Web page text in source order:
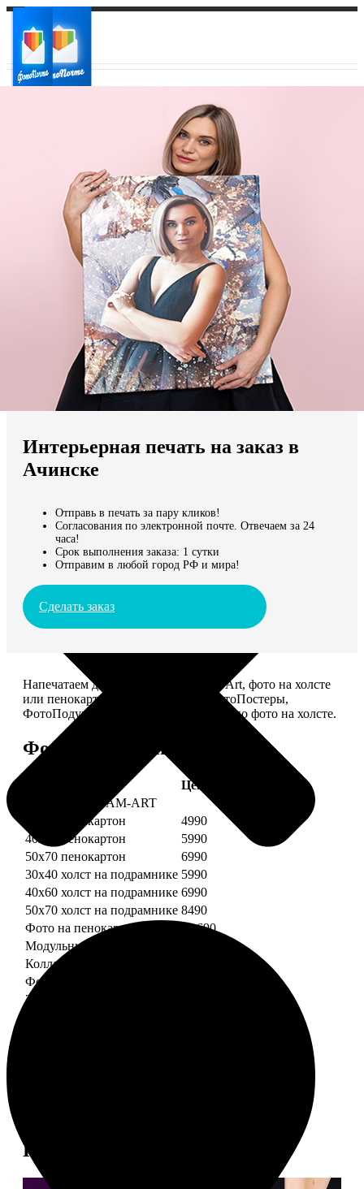
Ваш регион доставки
Выберите из списка:
Мы доставляем по всему миру
Продолжить без города
Интерьерная печать на заказ в
Ачинске
Отправь в печать за пару кликов!
Согласования по электронной почте. Отвечаем за 24
часа!
Срок выполнения заказа: 1 сутки
Отправим в любой город РФ и мира!
Сделать заказ
Напечатаем для вас картины Dream-Art, фото на холсте
или пенокартоне, ФотоМозаику, ФотоПостеры,
ФотоПодушки или напишем портрет по фото на холсте.
Форматы и цены
Цена, руб.
Картины DREAM-ART
30х40 пенокартон
4990
40х60 пенокартон
5990
50х70 пенокартон
6990
30х40 холст на подрамнике 5990
40х60 холст на подрамнике 6990
50х70 холст на подрамнике 8490
Фото на пенокартоне
от 690
Модульный пенокартон
Коллаж на пенокартоне
ФотоМозаика
30х40 пенокартон
Примеры работ